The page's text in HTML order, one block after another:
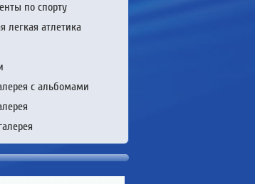
по спорту
легкая атлетика
с альбомами